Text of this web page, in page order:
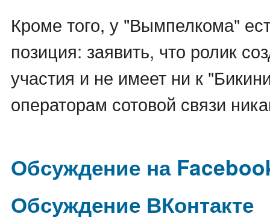
Кроме того, у "Вымпелкома"
позиция: заявить, что ролик
участия и не имеет ни к
операторам сотовой связи
Обсуждение на
Обсуждение ВКонтакте